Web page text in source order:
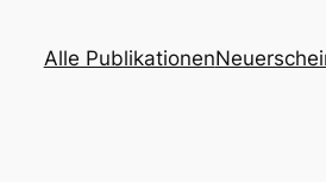
Alle Publikationen